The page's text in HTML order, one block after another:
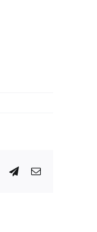
WhatsApp
TelegramCorreo